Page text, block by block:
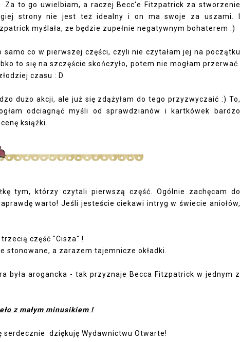
to go uwielbiam, a raczej Becc'e Fitzpatrick za stworzenie
strony nie jest też idealny i on ma swoje za uszami. I
myślała, że będzie zupełnie negatywnym bohaterem :)
samo co w pierwszej części, czyli nie czytałam jej na początku
to się na szczęście skończyło, potem nie mogłam przerwać.
czasu : D
dużo akcji, ale już się zdążyłam do tego przyzwyczaić :) To,
odciagnąć myśli od sprawdzianów i kartkówek bardzo
książki.
tym, którzy czytali pierwszą część. Ogólnie zachęcam do
warto! Jeśli jesteście ciekawi intryg w świecie aniołów,
część "Cisza" !
stonowane, a zarazem tajemnicze okładki.
była arogancka - tak przyznaje Becca Fitzpatrick w jednym z
z małym minusikiem !
serdecznie dziękuję Wydawnictwu Otwarte!